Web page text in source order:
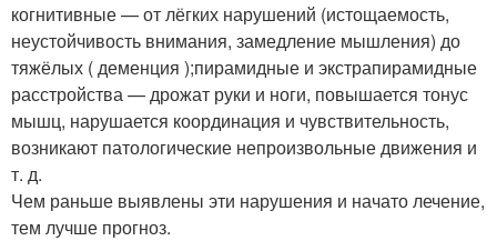
когнитивные — от лёгких нарушений (истощаемость,
неустойчивость внимания, замедление мышления) до
тяжёлых ( деменция );пирамидные и экстрапирамидные
расстройства — дрожат руки и ноги, повышается тонус
мышц, нарушается координация и чувствительность,
возникают патологические непроизвольные движения и
т. д.
Чем раньше выявлены эти нарушения и начато лечение,
тем лучше прогноз.